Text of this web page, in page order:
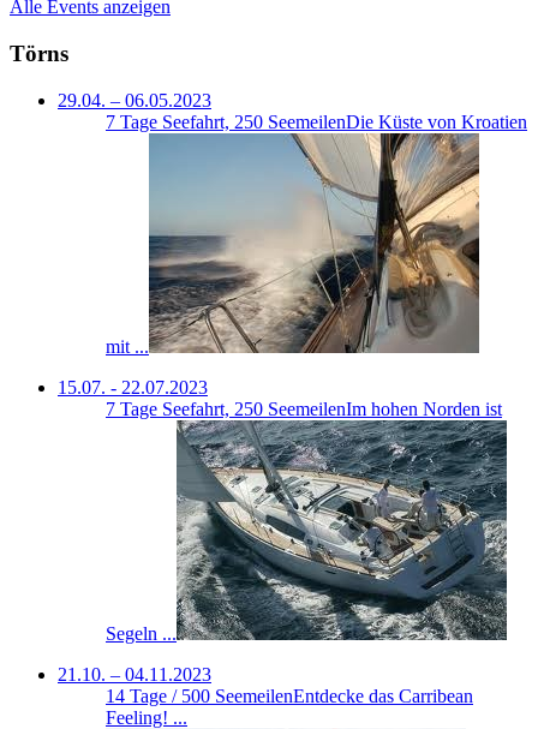
Alle Events anzeigen
Törns
29.04. – 06.05.2023
7 Tage Seefahrt, 250 SeemeilenDie Küste von Kroatien
mit ...
15.07. - 22.07.2023
7 Tage Seefahrt, 250 SeemeilenIm hohen Norden ist
Segeln ...
21.10. – 04.11.2023
14 Tage / 500 SeemeilenEntdecke das Carribean
Feeling! ...